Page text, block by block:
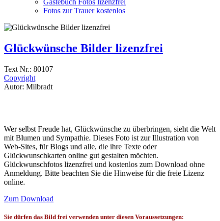
Gästebuch Fotos lizenzfrei
Fotos zur Trauer kostenlos
Glückwünsche Bilder lizenzfrei
Text Nr.: 80107
Copyright
Autor: Milbradt
Wer selbst Freude hat, Glückwünsche zu überbringen, sieht die Welt
mit Blumen und Sympathie. Dieses Foto ist zur Illustration von
Web-Sites, für Blogs und alle, die ihre Texte oder
Glückwunschkarten online gut gestalten möchten.
Glückwunschfotos lizenzfrei und kostenlos zum Download ohne
Anmeldung. Bitte beachten Sie die Hinweise für die freie Lizenz
online.
Zum Download
Sie dürfen das Bild frei verwenden unter diesen Voraussetzungen: